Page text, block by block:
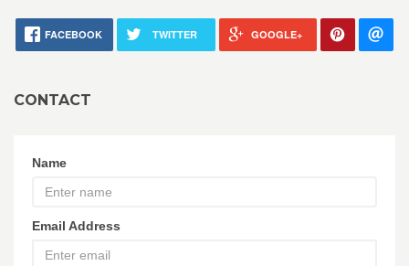
FACEBOOK TWITTER GOOGLE+
CONTACT
Name
Email Address